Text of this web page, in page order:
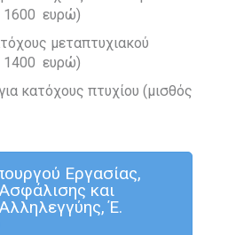
1600 ευρώ)
μεταπτυχιακού
1400 ευρώ)
κατόχους πτυχίου (μισθός
Εργασίας,
και
Έ.